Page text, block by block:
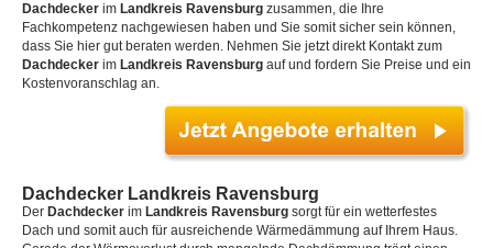
Dachdecker im Landkreis Ravensburg zusammen, die Ihre
Fachkompetenz nachgewiesen haben und Sie somit sicher sein können,
dass Sie hier gut beraten werden. Nehmen Sie jetzt direkt Kontakt zum
Dachdecker im Landkreis Ravensburg auf und fordern Sie Preise und ein
Kostenvoranschlag an.
Dachdecker Landkreis Ravensburg
Der Dachdecker im Landkreis Ravensburg sorgt für ein wetterfestes
Dach und somit auch für ausreichende Wärmedämmung auf Ihrem Haus.